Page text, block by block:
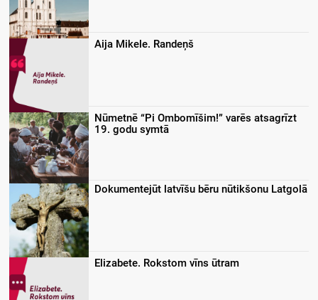
Aija Mikele. Randeņš
Nūmetnē “Pi Ombomīšim!” varēs atsagrīzt
19. godu symtā
Dokumentejūt latvīšu bēru nūtikšonu Latgolā
Elizabete. Rokstom vīns ūtram